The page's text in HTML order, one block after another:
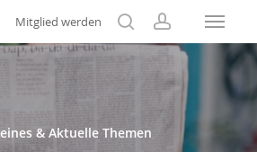
Mitglied werden
searchaccount
Menu
& Aktuelle Themen